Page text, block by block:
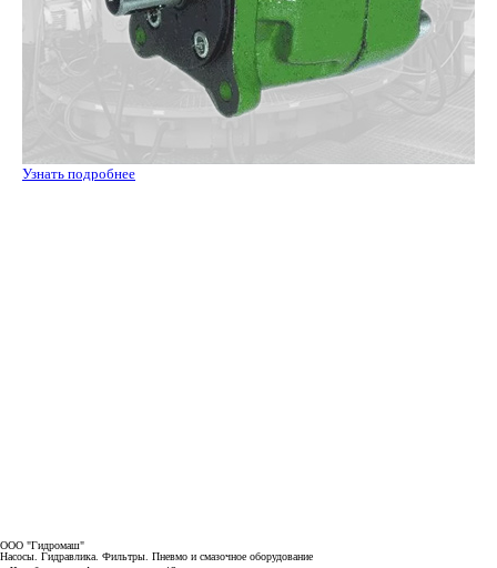
Узнать подробнее
ООО "Гидромаш"
Насосы. Гидравлика. Фильтры. Пневмо и смазочное оборудование